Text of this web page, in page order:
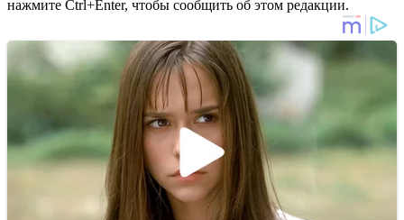
нажмите Ctrl+Enter, чтобы сообщить об этом редакции.